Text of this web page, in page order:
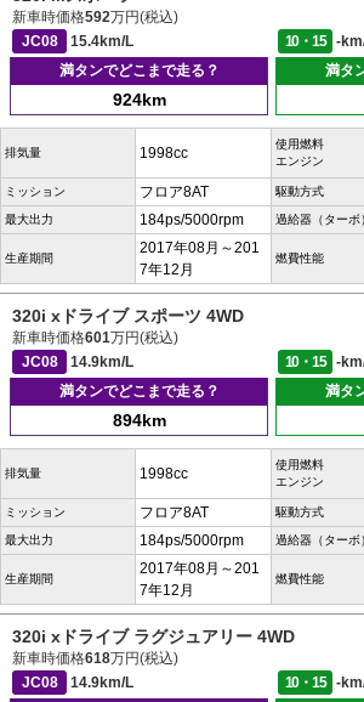
新車時価格592万円(税込)
JC08
15.4km/L 10・15
-
満タンでどこまで走る？
924km
満タ
排気量 1998cc
使用燃料
エンジン
ミッション フロア8AT 駆動方式
最大出力 184ps/5000rpm 過給器（ターボ
生産期間
2017年08月～201
7年12月
燃費性能
320i xドライブ スポーツ 4WD
新車時価格601万円(税込)
JC08
14.9km/L 10・15
-
満タンでどこまで走る？
894km
満タ
排気量 1998cc
使用燃料
エンジン
ミッション フロア8AT 駆動方式
最大出力 184ps/5000rpm 過給器（ターボ
生産期間
2017年08月～201
7年12月
燃費性能
320i xドライブ ラグジュアリー 4WD
新車時価格618万円(税込)
JC08
14.9km/L 10・15
-